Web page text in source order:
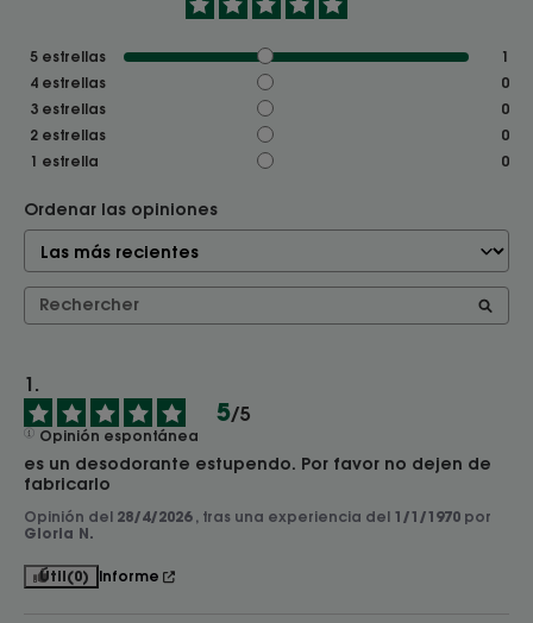
5 estrellas
1
4 estrellas
0
3 estrellas
0
2 estrellas
0
1 estrella 0
Ordenar las opiniones
5/5
Opinión espontánea
es un desodorante estupendo. Por favor no dejen de
fabricarlo
Opinión del 28/4/2026 , tras una experiencia del 1/1/1970 por
Gloria N.
Útil(0) Informe